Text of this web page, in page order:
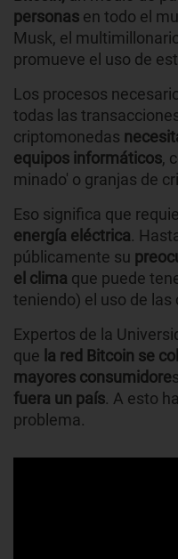
personas en todo el
Musk, el
promueve el uso de
Los procesos
todas las
criptomonedas
equipos informáticos,
minado' o granjas de
Eso significa que
energía eléctrica.
públicamente su
el clima que puede
teniendo) el uso de
Expertos de la
que la red Bitcoin se
mayores consumidore
fuera un país. A esto
problema.